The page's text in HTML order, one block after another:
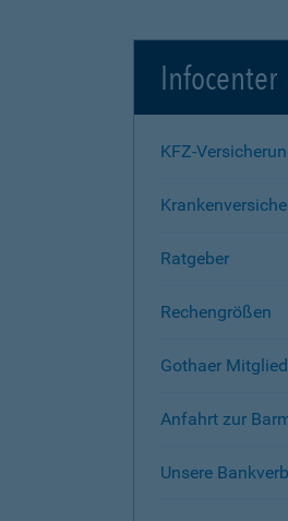
Infocenter
KFZ-
Ratgeber
Rechengrößen
Gothaer
Anfahrt zur
Unsere